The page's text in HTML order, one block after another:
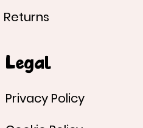
Returns
Legal
Privacy Policy